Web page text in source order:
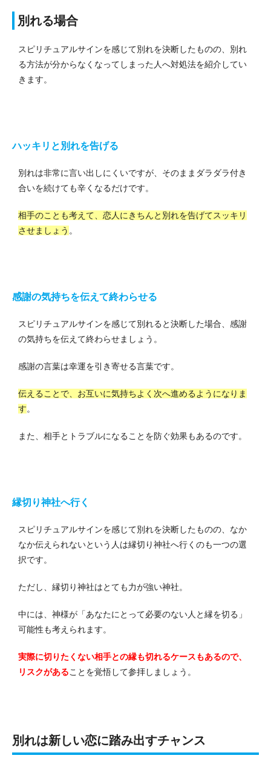
別れる場合
スピリチュアルサインを感じて別れを決断したものの、別れ
る方法が分からなくなってしまった人へ対処法を紹介してい
きます。
ハッキリと別れを告げる
別れは非常に言い出しにくいですが、そのままダラダラ付き
合いを続けても辛くなるだけです。
相手のことも考えて、恋人にきちんと別れを告げてスッキリ
させましょう 。
感謝の気持ちを伝えて終わらせる
スピリチュアルサインを感じて別れると決断した場合、感謝
の気持ちを伝えて終わらせましょう。
感謝の言葉は幸運を引き寄せる言葉です。
伝えることで、お互いに気持ちよく次へ進めるようになりま
す。
また、相手とトラブルになることを防ぐ効果もあるのです。
縁切り神社へ行く
スピリチュアルサインを感じて別れを決断したものの、なか
なか伝えられないという人は縁切り神社へ行くのも一つの選
択です。
ただし、縁切り神社はとても力が強い神社。
中には、神様が「あなたにとって必要のない人と縁を切る」
可能性も考えられます。
実際に切りたくない相手との縁も切れるケースもあるので、
リスクがあることを覚悟して参拝しましょう。
別れは新しい恋に踏み出すチャンス